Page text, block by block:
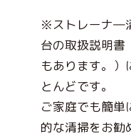
※ストレーナ―
台の取扱説明書
もあります。）
とんどです。
ご家庭でも簡単
的な清掃をお勧